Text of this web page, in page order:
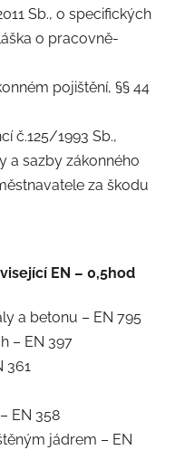
Sb., o specifických
o pracovně-
pojištění, §§ 44
č.125/1993 Sb.,
a sazby zákonného
za škodu
EN – 0,5hod
a betonu – EN 795
– EN 397
361
EN 358
jádrem – EN